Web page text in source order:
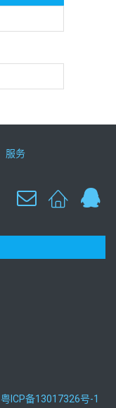
服务
粤ICP备13017326号-1